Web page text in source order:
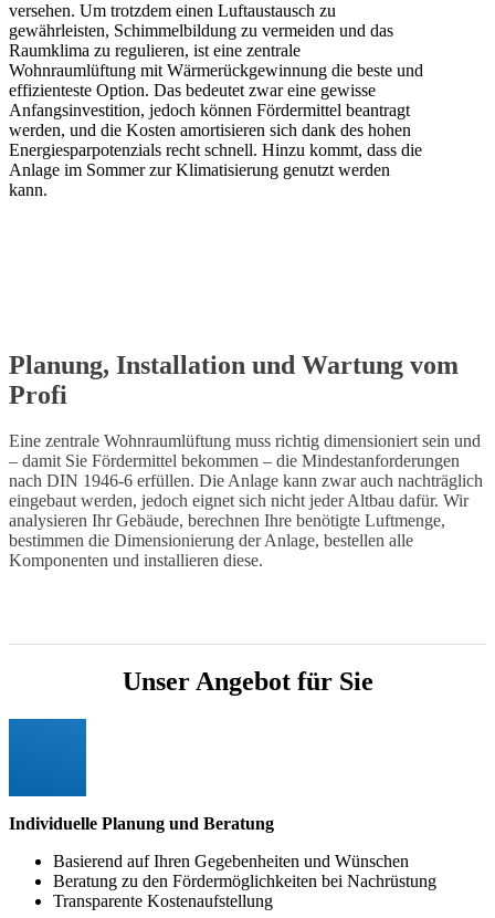
versehen. Um trotzdem einen Luftaustausch zu
gewährleisten, Schimmelbildung zu vermeiden und das
Raumklima zu regulieren, ist eine zentrale
Wohnraumlüftung mit Wärmerückgewinnung die beste und
effizienteste Option. Das bedeutet zwar eine gewisse
Anfangsinvestition, jedoch können Fördermittel beantragt
werden, und die Kosten amortisieren sich dank des hohen
Energiesparpotenzials recht schnell. Hinzu kommt, dass die
Anlage im Sommer zur Klimatisierung genutzt werden
kann.
Planung, Installation und Wartung vom
Profi
Eine zentrale Wohnraumlüftung muss richtig dimensioniert sein und
– damit Sie Fördermittel bekommen – die Mindestanforderungen
nach DIN 1946-6 erfüllen. Die Anlage kann zwar auch nachträglich
eingebaut werden, jedoch eignet sich nicht jeder Altbau dafür. Wir
analysieren Ihr Gebäude, berechnen Ihre benötigte Luftmenge,
bestimmen die Dimensionierung der Anlage, bestellen alle
Komponenten und installieren diese.
Unser Angebot für Sie
Individuelle Planung und Beratung
Basierend auf Ihren Gegebenheiten und Wünschen
Beratung zu den Fördermöglichkeiten bei Nachrüstung
Transparente Kostenaufstellung